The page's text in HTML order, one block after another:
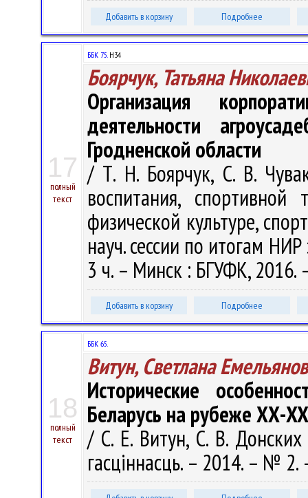
Добавить в корзину Подробнее
17
полный
текст
ББК 75.Н34
Боярчук, Татьяна
Организация
деятельности
Гродненской области
/ Т. Н. Боярчук, С. В.
воспитания,
физической культуре,
науч. сессии по итогам
3 ч. – Минск : БГУФК, 2016.
Добавить в корзину Подробнее
18
полный
текст
ББК 65.
Витун, Светлана
Исторические
Беларусь на рубеже ХХ-
/ С. Е. Витун, С. В.
гасціннасць. – 2014. – №